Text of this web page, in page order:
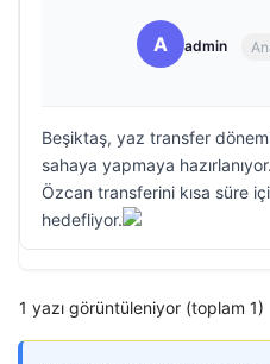
A admin
Beşiktaş, yaz transfer
sahaya yapmaya
Özcan transferini kısa süre
hedefliyor.
1 yazı görüntüleniyor (toplam 1)